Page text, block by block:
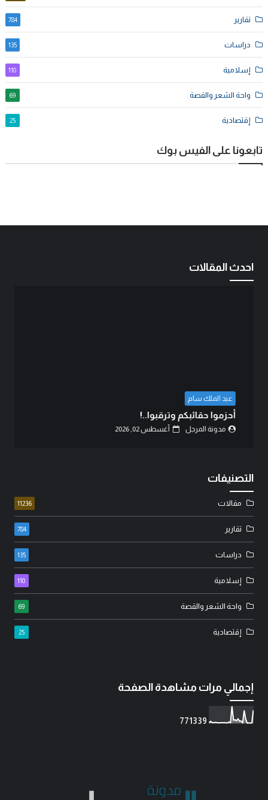
تقارير 784
دراسات 135
إسلامية 110
واحة الشعر والقصة 69
إقتصادية 25
تابعونا على الفيس بوك
احدث المقالات
قاسم الغراوي
الدم هو الذي يكتب التاريخ..!
مدونة المرجل أغسطس 06, 2026
التصنيفات
مقالات 11236
تقارير 784
دراسات 135
إسلامية 110
واحة الشعر والقصة 69
إقتصادية 25
إجمالي مرات مشاهدة الصفحة
771339